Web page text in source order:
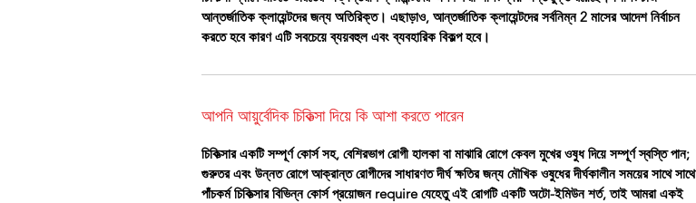
আন্তর্জাতিক ক্লায়েন্টদের জন্য অতিরিক্ত। এছাড়াও, আন্তর্জাতিক ক্লায়েন্টদের সর্বনিম্ন 2 মাসের আদেশ নির্বাচন
করতে হবে কারণ এটি সবচেয়ে ব্যয়বহুল এবং ব্যবহারিক বিকল্প হবে।
আপনি আয়ুর্বেদিক চিকিত্সা দিয়ে কি আশা করতে পারেন
চিকিত্সার একটি সম্পূর্ণ কোর্স সহ, বেশিরভাগ রোগী হালকা বা মাঝারি রোগে কেবল মুখের ওষুধ দিয়ে সম্পূর্ণ স্বস্তি পান;
গুরুতর এবং উন্নত রোগে আক্রান্ত রোগীদের সাধারণত দীর্ঘ ক্ষতির জন্য মৌখিক ওষুধের দীর্ঘকালীন সময়ের সাথে সাথে
পাঁচকর্ম চিকিত্সার বিভিন্ন কোর্স প্রয়োজন require যেহেতু এই রোগটি একটি অটো-ইমিউন শর্ত, তাই আমরা একই